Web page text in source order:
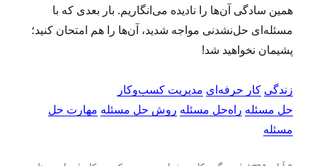
همین سادگی آن‌ها را نادیده می‌انگاریم. بار بعدی که با
مسئله‌ای حل‌نشدنی مواجه شدید، آن‌ها را هم امتحان کنید؛
پشیمان نخواهید شد!
زندگی کار حرفه‌ای مدیریت کسب‌و‌کار
حل مسئله راه‌حل مسئله روش حل مسئله مهارت حل
مسئله